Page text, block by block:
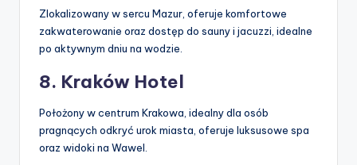
Zlokalizowany w sercu Mazur, oferuje komfortowe
zakwaterowanie oraz dostęp do sauny i jacuzzi, idealne
po aktywnym dniu na wodzie.
8. Kraków Hotel
Położony w centrum Krakowa, idealny dla osób
pragnących odkryć urok miasta, oferuje luksusowe spa
oraz widoki na Wawel.